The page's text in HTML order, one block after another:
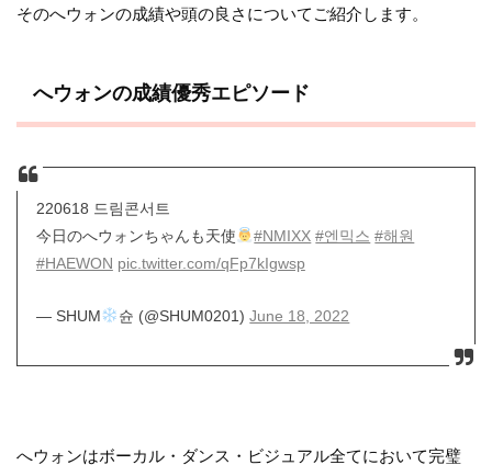
そのへウォンの成績や頭の良さについてご紹介します。
へウォンの成績優秀エピソード
220618 드림콘서트
今日のへウォンちゃんも天使
#NMIXX #엔믹스 #해원
#HAEWON pic.twitter.com/qFp7kIgwsp
— SHUM 슌 (@SHUM0201)June 18, 2022
へウォンはボーカル・ダンス・ビジュアル全てにおいて完璧